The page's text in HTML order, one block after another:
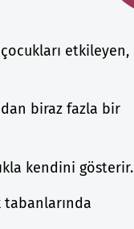
etkileyen,
biraz fazla bir
kendini gösterir.
tabanlarında